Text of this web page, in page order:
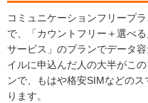
コミュニケーションフリープ
で、「カウントフリー＋選べ
サービス」のプランでデータ
イルに申込んだ人の大半がこ
ンで、もはや格安SIMなどの
ります。